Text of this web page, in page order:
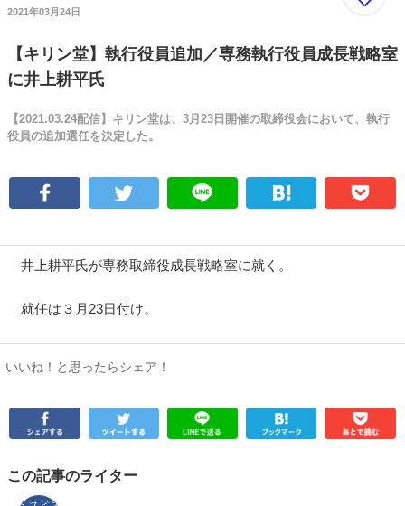
2021年03月24日
【キリン堂】執行役員追加／専務執行役員成長戦略室
に井上耕平氏
【2021.03.24配信】キリン堂は、3月23日開催の取締役会において、執行
役員の追加選任を決定した。
井上耕平氏が専務取締役成長戦略室に就く。
就任は３月23日付け。
いいね！と思ったらシェア！
この記事のライター